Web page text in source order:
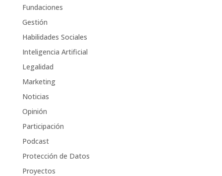
Fundaciones
Gestión
Habilidades Sociales
Inteligencia Artificial
Legalidad
Marketing
Noticias
Opinión
Participación
Podcast
Protección de Datos
Proyectos